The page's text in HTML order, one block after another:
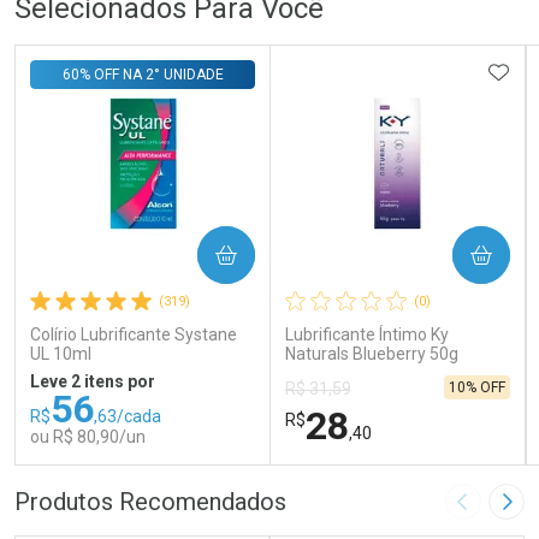
Selecionados Para Você
(319)
Colírio Lubrificante Systane
UL 10ml
60% OFF NA 2° UNIDADE
Leve 2 itens por
R$56,63/cada
ou R$ 80,90/un
COMPRAR
FECHAR
FECHAR
Por Menos
(0)
Lubrificante Íntimo Ky
Naturals Blueberry 50g
R$ 31,59
R$28,40
10% OFF
COMPRAR
Por Menos
Produtos Recomendados Imagem